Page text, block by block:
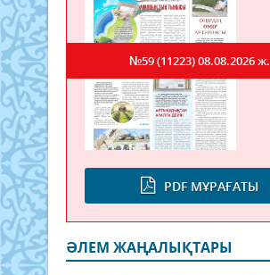
PDF МҰРАҒАТЫ
№59 (11223)08.08.2026 ж.
ӘЛЕМ ЖАҢАЛЫҚТАРЫ